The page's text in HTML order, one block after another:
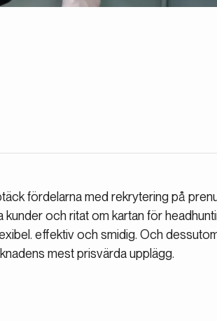
fördelarna med rekrytering på
kunder och ritat om kartan för
effektiv och smidig. Och
mest prisvärda upplägg.